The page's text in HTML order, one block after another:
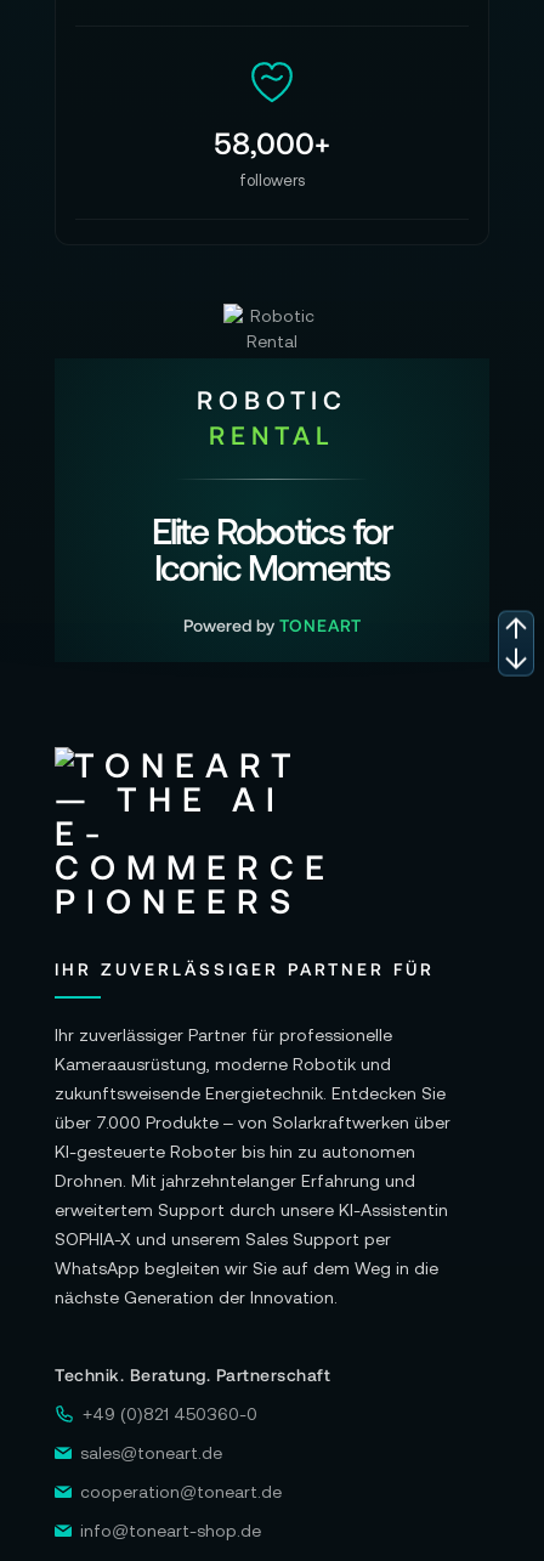
58,000+
followers
ROBOTIC
RENTAL
Elite Robotics for
Iconic Moments
Powered by TONEART
IHR ZUVERLÄSSIGER PARTNER FÜR
Ihr zuverlässiger Partner für professionelle
Kameraausrüstung, moderne Robotik und
zukunftsweisende Energietechnik. Entdecken Sie
über 7.000 Produkte – von Solarkraftwerken über
KI-gesteuerte Roboter bis hin zu autonomen
Drohnen. Mit jahrzehntelanger Erfahrung und
erweitertem Support durch unsere KI-Assistentin
SOPHIA-X und unserem Sales Support per
WhatsApp begleiten wir Sie auf dem Weg in die
nächste Generation der Innovation.
Technik. Beratung. Partnerschaft
+49 (0)821 450360-0
sales@toneart.de
cooperation@toneart.de
info@toneart-shop.de